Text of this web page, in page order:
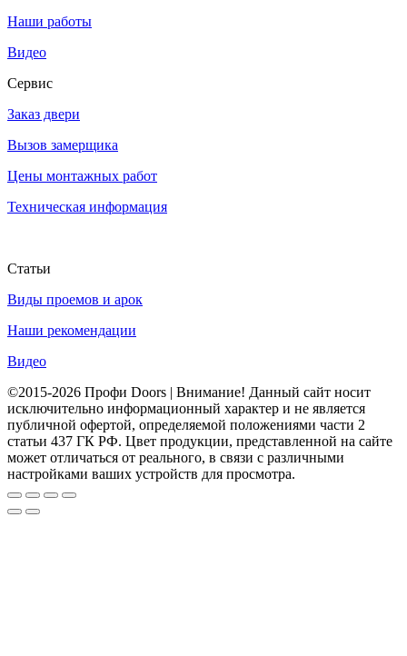
Наши работы
Видео
Сервис
Заказ двери
Вызов замерщика
Цены монтажных работ
Техническая информация
Статьи
Виды проемов и арок
Наши рекомендации
Видео
©2015-2026 Профи Doors | Внимание! Данный сайт носит
исключительно информационный характер и не является
публичной офертой, определяемой положениями части 2
статьи 437 ГК РФ. Цвет продукции, представленной на сайте
может отличаться от реального, в связи с различными
настройками ваших устройств для просмотра.